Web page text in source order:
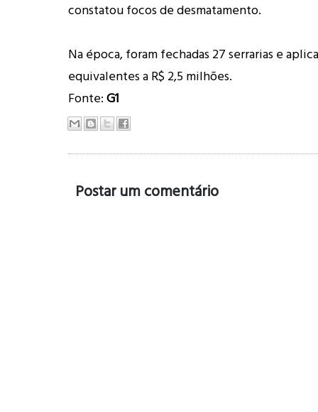
constatou focos de desmatamento.
Na época, foram fechadas 27 serrarias e
equivalentes a R$ 2,5 milhões.
Fonte:G1
Postar um comentário